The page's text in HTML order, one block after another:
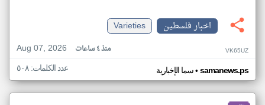
اخبار فلسطين
Varieties
Aug 07, 2026
منذ ٤ ساعات VK65UZ
سما الإخبارية• samanews.ps عدد الكلمات: ٥٠٨